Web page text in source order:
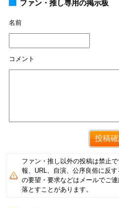
ファン・推し専用の掲示板
名前
コメント
ファン・推し以外の投稿は禁止
報、URL、自演、公序良俗に反
の要望・要求などはメールでご
落とすことがあります。